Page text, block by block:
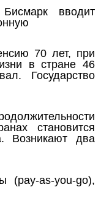
вводит
70 лет, при
в стране 46
Государство
становится
Возникают два
(pay-as-you-go),